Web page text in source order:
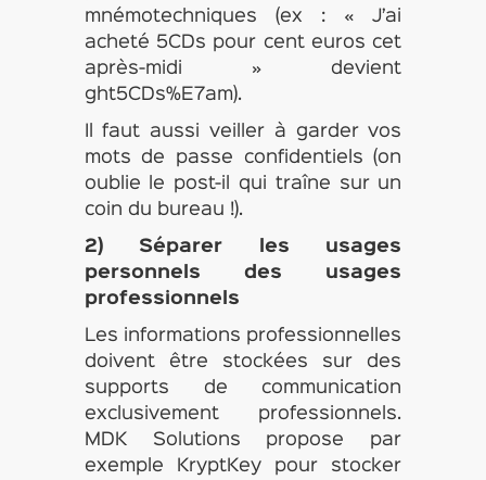
mnémotechniques (ex : « J’ai
acheté 5CDs pour cent euros cet
après-midi » devient
ght5CDs%E7am).
Il faut aussi veiller à garder vos
mots de passe confidentiels (on
oublie le post-il qui traîne sur un
coin du bureau !).
2) Séparer les usages
personnels des usages
professionnels
Les informations professionnelles
doivent être stockées sur des
supports de communication
exclusivement professionnels.
MDK Solutions propose par
exemple KryptKey pour stocker